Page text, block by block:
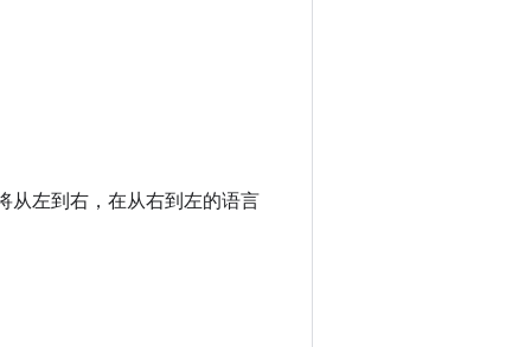
从左到右，在从右到左的语言